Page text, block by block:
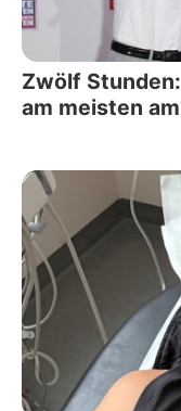
Zwölf
am meisten